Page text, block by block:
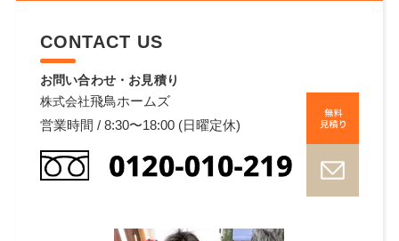
CONTACT US
お問い合わせ・お見積り
株式会社飛鳥ホームズ
営業時間 / 8:30〜18:00 (日曜定休)